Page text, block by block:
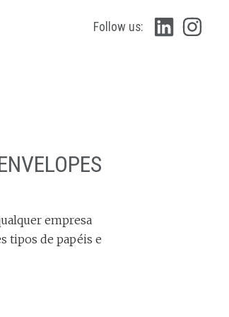
Follow us:
empresa
tipos de papéis e